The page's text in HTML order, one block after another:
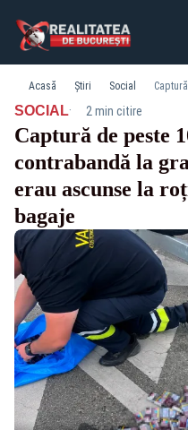
Acasă Știri Social
SOCIAL· 2 min citire
Captură de peste
contrabandă la
erau ascunse la
bagaje